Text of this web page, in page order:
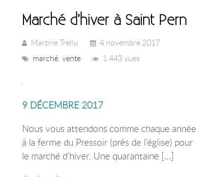
Marché d’hiver à Saint Pern
Martine Trellu
4 novembre 2017
marché, vente 1 443 vues
9 DÉCEMBRE 2017
Nous vous attendons comme chaque année
à la ferme du Pressoir (près de l’église) pour
le marché d’hiver. Une quarantaine […]